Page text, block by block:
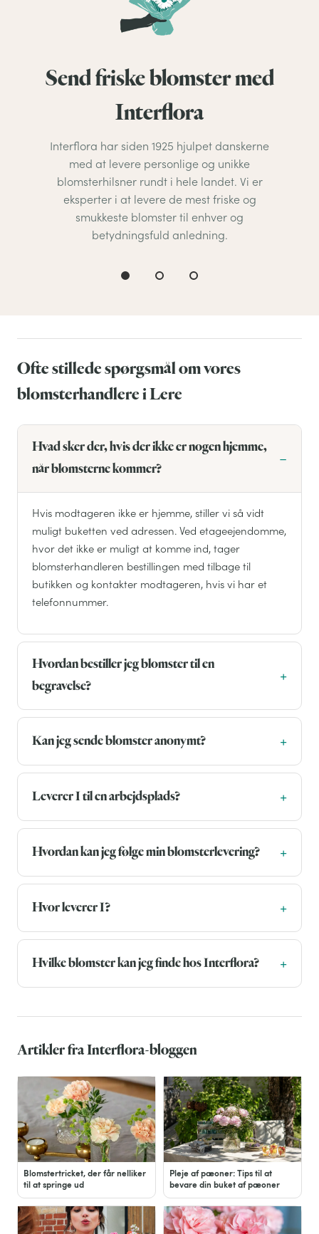
Send friske blomster med
Interflora
Interflora har siden 1925 hjulpet danskerne
med at levere personlige og unikke
blomsterhilsner rundt i hele landet. Vi er
eksperter i at levere de mest friske og
smukkeste blomster til enhver og
betydningsfuld anledning.
Ofte stillede spørgsmål om vores
blomsterhandlere i Lere
Hvad sker der, hvis der ikke er nogen hjemme,
når blomsterne kommer?
Hvis modtageren ikke er hjemme, stiller vi så vidt
muligt buketten ved adressen. Ved etageejendomme,
hvor det ikke er muligt at komme ind, tager
blomsterhandleren bestillingen med tilbage til
butikken og kontakter modtageren, hvis vi har et
telefonnummer.
Hvordan bestiller jeg blomster til en
begravelse?
Kan jeg sende blomster anonymt?
Leverer I til en arbejdsplads?
Hvordan kan jeg følge min blomsterlevering?
Hvor leverer I?
Hvilke blomster kan jeg finde hos Interflora?
Artikler fra Interflora-bloggen
Blomstertricket, der får nelliker
til at springe ud
Pleje af pæoner: Tips til at
bevare din buket af pæoner